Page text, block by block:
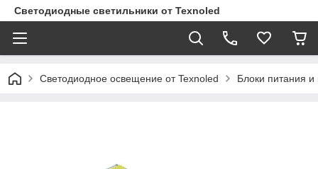
Светодиодные светильники от Texnoled
Светодиодное освещение от Texnoled Блоки питания